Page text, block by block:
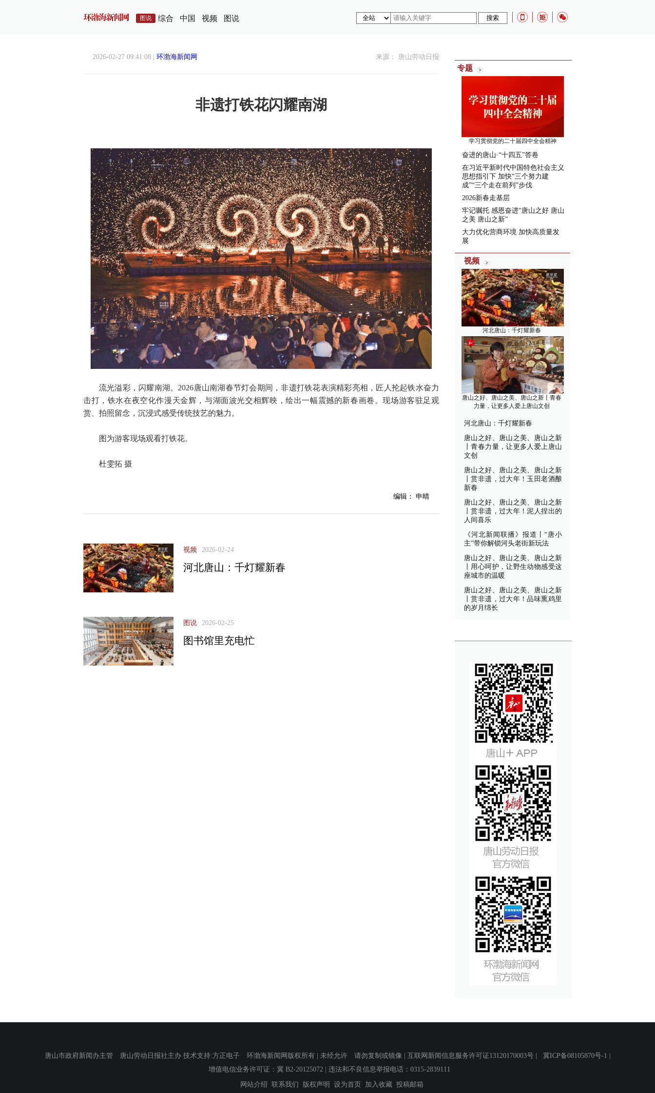
图说 综合 中国 视频 图说
2026-02-27 09:41:08 | 环渤海新闻网 来源： 唐山劳动日报
非遗打铁花闪耀南湖
流光溢彩，闪耀南湖。2026唐山南湖春节灯会期间，非遗打铁花表演精彩亮相，匠人抡起铁水奋力
击打，铁水在夜空化作漫天金辉，与湖面波光交相辉映，绘出一幅震撼的新春画卷。现场游客驻足观
赏、拍照留念，沉浸式感受传统技艺的魅力。
图为游客现场观看打铁花。
杜雯拓 摄
编辑： 申晴
视频 2026-02-24
河北唐山：千灯耀新春
图说 2026-02-25
图书馆里充电忙
专题
学习贯彻党的二十届四中全会精神
奋进的唐山·“十四五”答卷
在习近平新时代中国特色社会主义
思想指引下 加快“三个努力建
成”“三个走在前列”步伐
2026新春走基层
牢记嘱托 感恩奋进“唐山之好 唐山
之美 唐山之新”
大力优化营商环境 加快高质量发
展
视频
河北唐山：千灯耀新春
唐山之好、唐山之美、唐山之新丨青春
力量，让更多人爱上唐山文创
河北唐山：千灯耀新春
唐山之好、唐山之美、唐山之新
丨青春力量，让更多人爱上唐山
文创
唐山之好、唐山之美、唐山之新
丨赏非遗，过大年！玉田老酒酿
新春
唐山之好、唐山之美、唐山之新
丨赏非遗，过大年！泥人捏出的
人间喜乐
《河北新闻联播》报道丨“唐小
主”带你解锁河头老街新玩法
唐山之好、唐山之美、唐山之新
丨用心呵护，让野生动物感受这
座城市的温暖
唐山之好、唐山之美、唐山之新
丨赏非遗，过大年！品味熏鸡里
的岁月绵长
唐山市政府新闻办主管 唐山劳动日报社主办 技术支持:方正电子 环渤海新闻网版权所有 | 未经允许 请勿复制或镜像 | 互联网新闻信息服务许可证13120170003号 | 冀ICP备08105870号-1
增值电信业务许可证：冀 B2-20125072 | 违法和不良信息举报电话：0315-2839111
网站介绍 联系我们 版权声明 设为首页 加入收藏 投稿邮箱